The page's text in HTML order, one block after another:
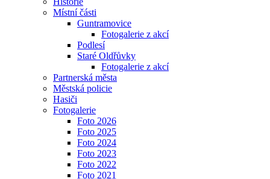
Místní části
Guntramovice
Fotogalerie z akcí
Podlesí
Staré Oldřůvky
Fotogalerie z akcí
Partnerská města
Městská policie
Hasiči
Fotogalerie
Foto 2026
Foto 2025
Foto 2024
Foto 2023
Foto 2022
Foto 2021